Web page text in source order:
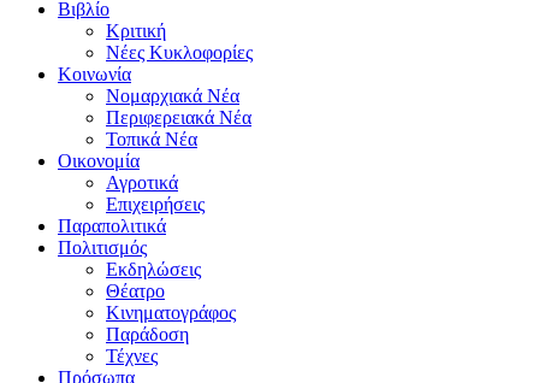
Βιβλίο
Κριτική
Νέες Κυκλοφορίες
Κοινωνία
Νομαρχιακά Νέα
Περιφερειακά Νέα
Τοπικά Νέα
Οικονομία
Αγροτικά
Επιχειρήσεις
Παραπολιτικά
Πολιτισμός
Εκδηλώσεις
Θέατρο
Κινηματογράφος
Παράδοση
Τέχνες
Πρόσωπα